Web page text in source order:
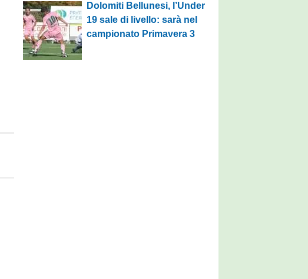
Dolomiti Bellunesi, l’Under
19 sale di livello: sarà nel
campionato Primavera 3